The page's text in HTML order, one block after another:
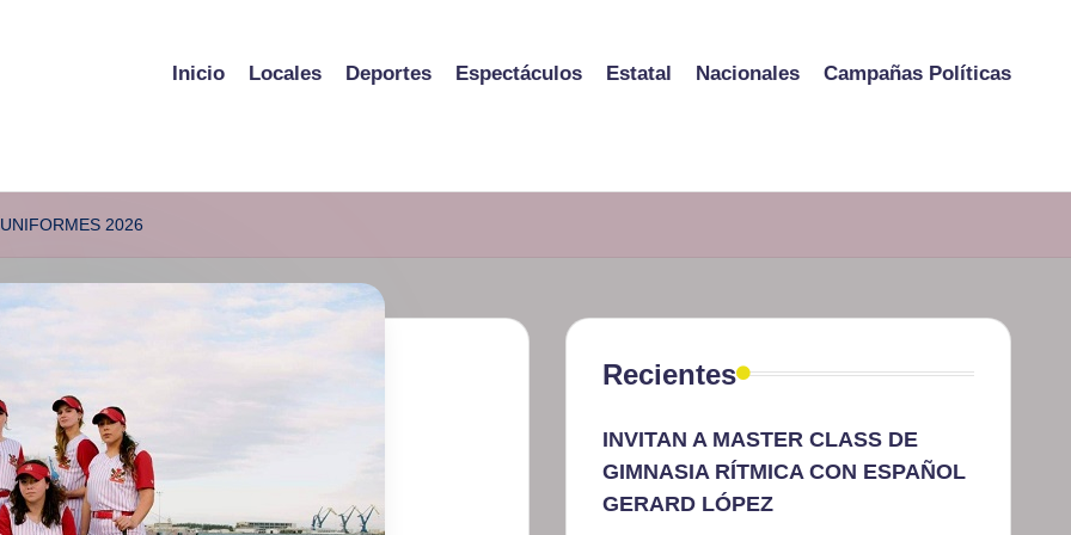
Inicio Locales Deportes Espectáculos Estatal Nacionales Campañas Políticas
2026
Recientes
INVITAN A MASTER CLASS DE
GIMNASIA RÍTMICA CON ESPAÑOL
GERARD LÓPEZ